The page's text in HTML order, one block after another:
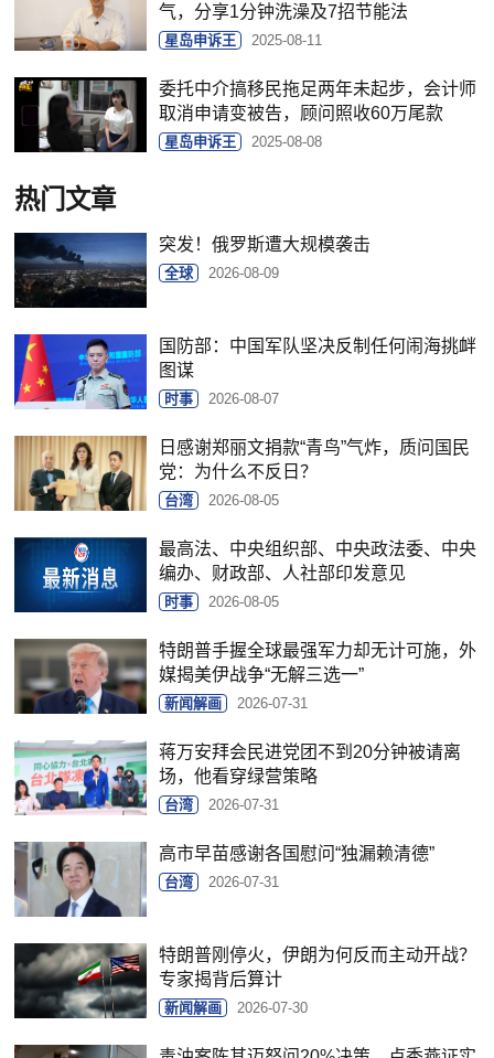
气，分享1分钟洗澡及7招节能法
星岛申诉王 2025-08-11
委托中介搞移民拖足两年未起步，会计师
取消申请变被告，顾问照收60万尾款
星岛申诉王 2025-08-08
热门文章
突发！俄罗斯遭大规模袭击
全球 2026-08-09
国防部：中国军队坚决反制任何闹海挑衅
图谋
时事 2026-08-07
日感谢郑丽文捐款“青鸟”气炸，质问国民
党：为什么不反日？
台湾 2026-08-05
最高法、中央组织部、中央政法委、中央
编办、财政部、人社部印发意见
时事 2026-08-05
特朗普手握全球最强军力却无计可施，外
媒揭美伊战争“无解三选一”
新闻解画 2026-07-31
蒋万安拜会民进党团不到20分钟被请离
场，他看穿绿营策略
台湾 2026-07-31
高市早苗感谢各国慰问“独漏赖清德”
台湾 2026-07-31
特朗普刚停火，伊朗为何反而主动开战？
专家揭背后算计
新闻解画 2026-07-30